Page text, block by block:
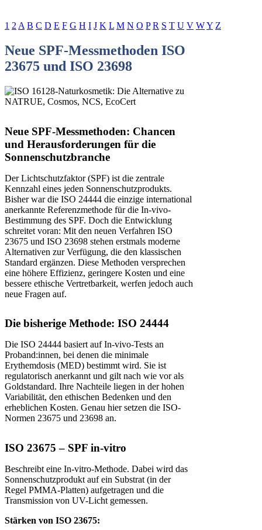
1 2 A B C D E F G H I J K L M N O P R S T U V WY Z
Neue SPF-Messmethoden ISO
23675 und ISO 23698
Neue SPF-Messmethoden: Chancen
und Herausforderungen für die
Sonnenschutzbranche
Der Lichtschutzfaktor (SPF) ist die zentrale
Kennzahl eines jeden Sonnenschutzprodukts.
Bisher war die ISO 24444 die einzige international
anerkannte Referenzmethode für die In-vivo-
Bestimmung des SPF. Doch die Entwicklung
schreitet voran: Mit den neuen Verfahren ISO
23675 und ISO 23698 stehen erstmals moderne
Alternativen zur Verfügung, die den klassischen
Standard ergänzen. Diese Methoden versprechen
eine höhere Effizienz, geringere Kosten und eine
bessere ethische Vertretbarkeit, werfen jedoch auch
neue Fragen auf.
Die bisherige Methode: ISO 24444
Die ISO 24444 basiert auf In-vivo-Tests an
Proband:innen, bei denen die minimale
Erythemdosis (MED) bestimmt wird. Sie ist
regulatorisch anerkannt und gilt nach wie vor als
Goldstandard. Ihre Nachteile liegen in der hohen
Variabilität, den ethischen Bedenken und den
erheblichen Kosten. Genau hier setzen die ISO-
Normen 23675 und 23698 an.
ISO 23675 – SPF in-vitro
Beschreibt eine In-vitro-Methode. Dabei wird das
Sonnenschutzprodukt auf ein Substrat (in der
Regel PMMA-Platten) aufgetragen und die
Transmission von UV-Licht gemessen.
Stärken von ISO 23675: